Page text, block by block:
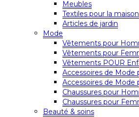
Meubles
Textiles pour la maison
Articles de jardin
Mode
Vêtements pour
Vêtements pour
Vêtements POUR
Accessoires de
Accessoires de Mode
Chaussures pour
Chaussures pour
Beauté & soins